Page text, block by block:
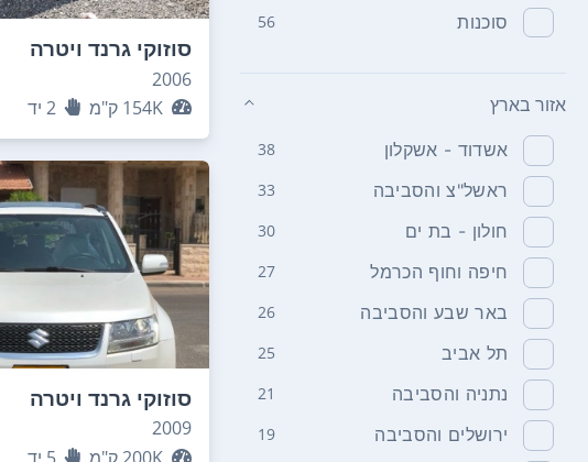
סוכנות 56
אזור בארץ
אשדוד - אשקלון 38
ראשל"צ והסביבה 33
חולון - בת ים 30
חיפה וחוף הכרמל 27
באר שבע והסביבה 26
תל אביב 25
נתניה והסביבה 21
ירושלים והסביבה 19
סוזוקי גרנד ויטרה
2006
154K ק"מ 2 יד
סוזוקי גרנד ויטרה
2009